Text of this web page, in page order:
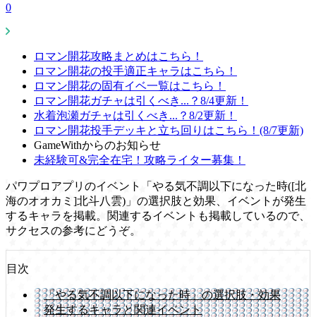
0
ロマン開花攻略まとめはこちら！
ロマン開花の投手適正キャラはこちら！
ロマン開花の固有イベ一覧はこちら！
ロマン開花ガチャは引くべき...？8/4更新！
水着泡瀬ガチャは引くべき...？8/2更新！
ロマン開花投手デッキと立ち回りはこちら！(8/7更新)
GameWithからのお知らせ
未経験可&完全在宅！攻略ライター募集！
パワプロアプリのイベント「やる気不調以下になった時([北
海のオオカミ]北斗八雲)」の選択肢と効果、イベントが発生
するキャラを掲載。関連するイベントも掲載しているので、
サクセスの参考にどうぞ。
目次
「やる気不調以下になった時」の選択肢・効果
発生するキャラと関連イベント